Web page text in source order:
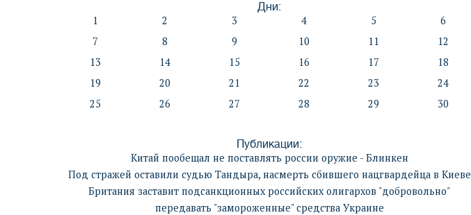
Дни:
1 2 3 4 5
6
7
8 9 10 11
12
13
14 15 16 17
18
19
20 21 22 23
24
25
26 27 28 29 30
Публикации:
Китай пообещал не поставлять россии оружие - Блинкен
Под стражей оставили судью Тандыра, насмерть сбившего нацгвардейца в Киеве
Британия заставит подсанкционных российских олигархов "добровольно"
передавать "замороженные" средства Украине